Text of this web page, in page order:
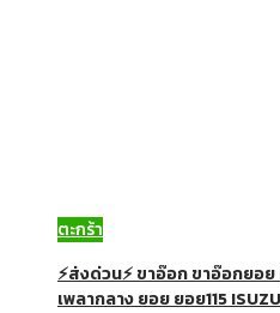
ตะกร้า
⚡ส่งด่วน⚡ ขาอ๊อก ขาอ๊อกย
เพลากลาง ยอย ยอย115